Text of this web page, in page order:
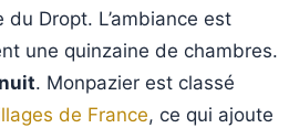
Dropt. L’ambiance est
une quinzaine de chambres.
. Monpazier est classé
de France, ce qui ajoute